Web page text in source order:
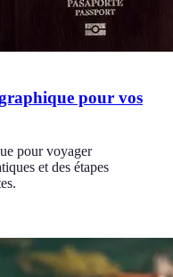
pour vos
pour voyager
et des étapes